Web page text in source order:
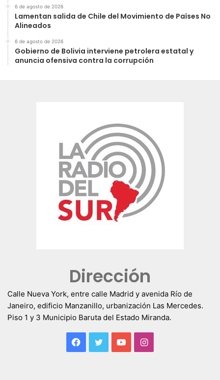
6 de agosto de 2026
Lamentan salida de Chile del Movimiento de Países No
Alineados
6 de agosto de 2026
Gobierno de Bolivia interviene petrolera estatal y
anuncia ofensiva contra la corrupción
Dirección
Calle Nueva York, entre calle Madrid y avenida Río de
Janeiro, edificio Manzanillo, urbanización Las Mercedes.
Piso 1 y 3 Municipio Baruta del Estado Miranda.
Facebook
TwitterYouTubeInstagram